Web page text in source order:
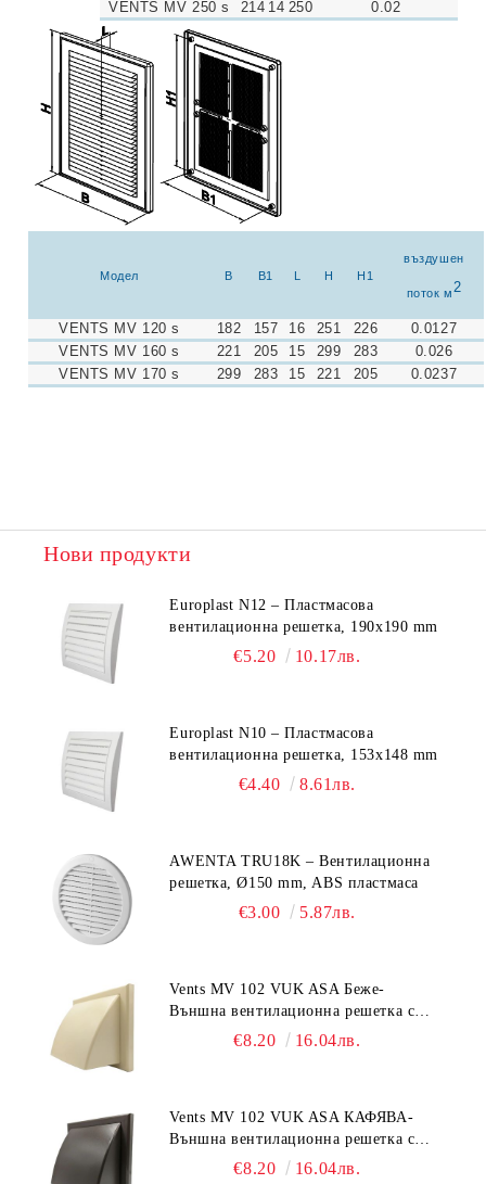
VENTS MV 250 s 214 14 250 0.02
Модел B B1 L H H1
въздушен
поток м2
VENTS MV 120 s 182 157 16 251 226
0.0127
VENTS MV 160 s
221 205 15 299 283
0.026
VENTS MV 170 s
299 283 15 221 205 0.0237
Нови продукти
Europlast N12 – Пластмасова
вентилационна решетка, 190x190 mm
€5.20 10.17лв.
Europlast N10 – Пластмасова
вентилационна решетка, 153x148 mm
€4.40 8.61лв.
AWENTA TRU18K – Вентилационна
решетка, Ø150 mm, ABS пластмаса
€3.00 5.87лв.
Vents MV 102 VUK ASA Беже-
Външна вентилационна решетка с
гравитачна клапа Ø 100, Ø 125,
€8.20 16.04лв.
Vents MV 102 VUK ASA КАФЯВА-
Външна вентилационна решетка с
гравитачна клапа Ø 100, Ø 125,
€8.20 16.04лв.